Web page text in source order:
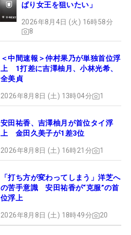
ぱり女王を狙いたい」
2026年8月4日 (火) 16時58分
8
＜中間速報＞仲村果乃が単独首位浮
上 1打差に吉澤柚月、小林光希、
全美貞
2026年8月8日 (土) 13時04分 1
安田祐香、吉澤柚月が首位タイ浮
上 金田久美子が1差3位
2026年8月8日 (土) 16時21分 1
「打ち方が変わってしまう」洋芝へ
の苦手意識 安田祐香が“克服”の首
位浮上
2026年8月8日 (土) 18時49分 20